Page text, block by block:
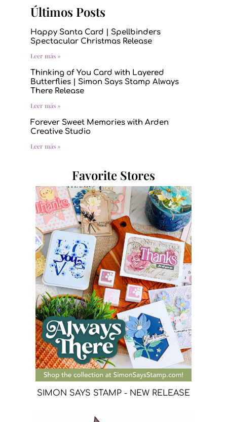
Últimos Posts
Happy Santa Card | Spellbinders
Spectacular Christmas Release
Leer más »
Thinking of You Card with Layered
Butterflies | Simon Says Stamp Always
There Release
Leer más »
Forever Sweet Memories with Arden
Creative Studio
Leer más »
Favorite Stores
SIMON SAYS STAMP - NEW RELEASE